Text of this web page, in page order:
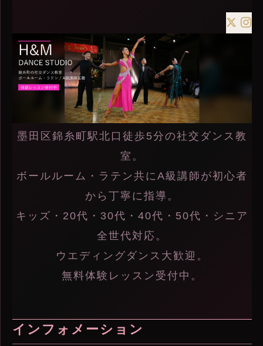
墨田区錦糸町駅北口徒歩5分の社交ダンス教
室。
ボールルーム・ラテン共にA級講師が初心者
から丁寧に指導。
キッズ・20代・30代・40代・50代・シニア
全世代対応。
ウエディングダンス大歓迎。
無料体験レッスン受付中。
インフォメーション